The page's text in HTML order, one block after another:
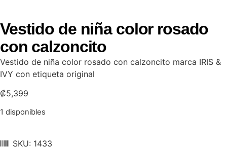
Vestido de niña color rosado
con calzoncito
Vestido de niña color rosado con calzoncito marca IRIS &
IVY con etiqueta original
₡5,399
1 disponibles
SKU: 1433